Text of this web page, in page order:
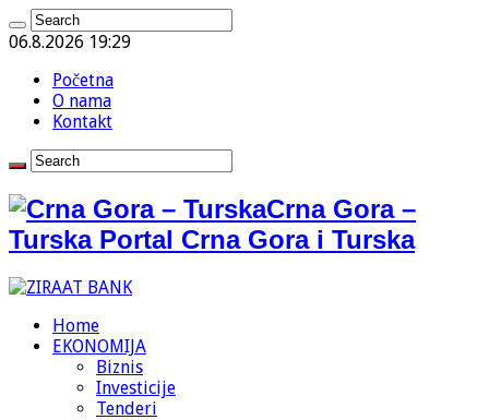
06.8.2026 19:29
Početna
O nama
Kontakt
Crna Gora –
Turska Portal Crna Gora i Turska
Home
EKONOMIJA
Biznis
Investicije
Tenderi